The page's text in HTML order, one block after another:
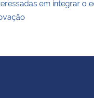
em integrar o